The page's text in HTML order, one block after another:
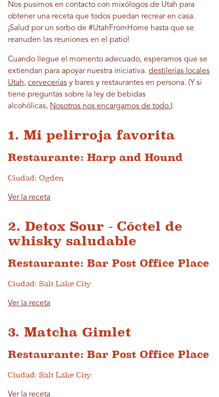
Nos pusimos en contacto con mixólogos de Utah para
obtener una receta que todos puedan recrear en casa.
¡Salud por un sorbo de #UtahFromHome hasta que se
reanuden las reuniones en el patio!
Cuando llegue el momento adecuado, esperamos que se
extiendan para apoyar nuestra iniciativa. destilerías locales
Utah, cervecerías y bares y restaurantes en persona. (Y si
tiene preguntas sobre la ley de bebidas
alcohólicas, Nosotros nos encargamos de todo.).
1. Mi pelirroja favorita
Restaurante: Harp and Hound
Ciudad: Ogden
Ver la receta
2. Detox Sour - Cóctel de
whisky saludable
Restaurante: Bar Post Office Place
Ciudad: Salt Lake City
Ver la receta
3. Matcha Gimlet
Restaurante: Bar Post Office Place
Ciudad: Salt Lake City
Ver la receta